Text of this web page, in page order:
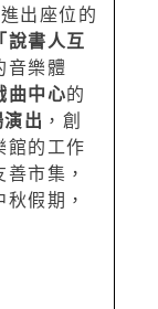
出座位的
說書人互
音樂體
曲中心的
出 ，創
館的工作
市集，
假期，